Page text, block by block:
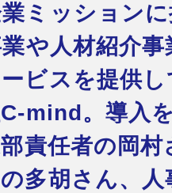
ミッションに
や人材紹介事
ビスを提供
mind。導入
責任者の岡村
多胡さん、人